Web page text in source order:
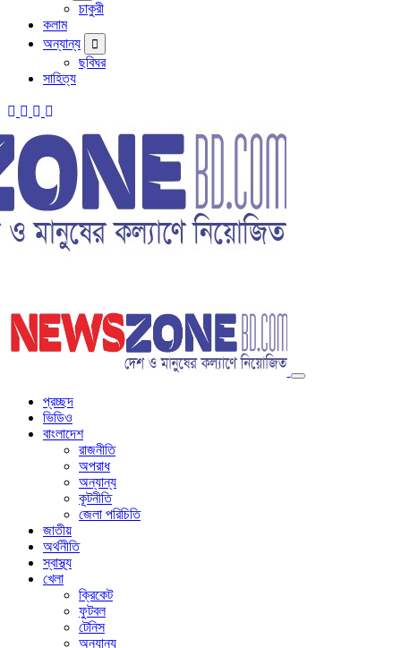
চাকুরী
কলাম
অন্যান্য
ছবিঘর
সাহিত্য
প্রচ্ছদ
ভিডিও
বাংলাদেশ
রাজনীতি
অপরাধ
অন্যান্য
কূটনীতি
জেলা পরিচিতি
জাতীয়
অর্থনীতি
স্বাস্থ্য
খেলা
ক্রিকেট
ফুটবল
টেনিস
অন্যান্য